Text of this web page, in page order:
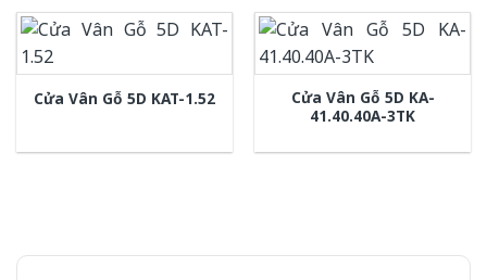
Cửa Vân Gỗ 5D KAT-1.52
Cửa Vân Gỗ 5D KA-
41.40.40A-3TK